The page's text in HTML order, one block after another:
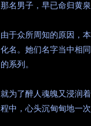
那名男子，早已命归黄泉
由于众所周知的原因，
化名。她们名字当中相
的系列。
就为了醉人魂魄又浸润
程中，心头沉甸甸地一